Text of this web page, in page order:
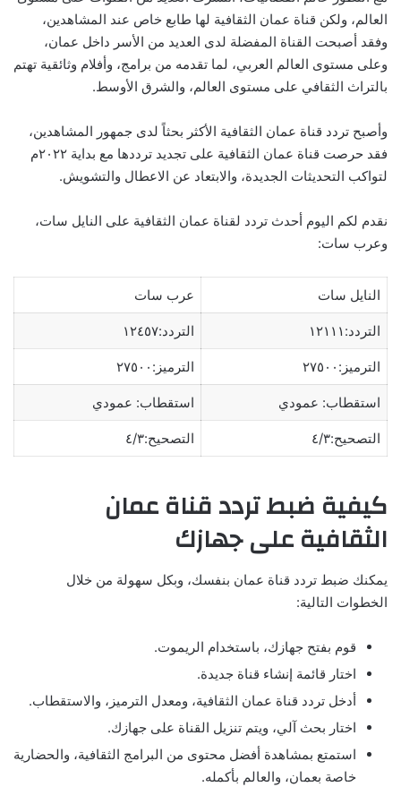
العالم، ولكن قناة عمان الثقافية لها طابع خاص عند المشاهدين،
وفقد أصبحت القناة المفضلة لدى العديد من الأسر داخل عمان،
وعلى مستوى العالم العربي، لما تقدمه من برامج، وأفلام وثائقية تهتم
بالتراث الثقافي على مستوى العالم، والشرق الأوسط.
وأصبح تردد قناة عمان الثقافية الأكثر بحثاً لدى جمهور المشاهدين،
فقد حرصت قناة عمان الثقافية على تجديد ترددها مع بداية ٢٠٢٢م
لتواكب التحديثات الجديدة، والابتعاد عن الاعطال والتشويش.
نقدم لكم اليوم أحدث تردد لقناة عمان الثقافية على النايل سات،
وعرب سات:
النايل سات عرب سات
التردد:١٢١١١ التردد:١٢٤٥٧
الترميز:٢٧٥٠٠ الترميز:٢٧٥٠٠
استقطاب: عمودي استقطاب: عمودي
التصحيح:٤/٣ التصحيح:٤/٣
كيفية ضبط تردد قناة عمان
الثقافية على جهازك
يمكنك ضبط تردد قناة عمان بنفسك، وبكل سهولة من خلال
الخطوات التالية:
قوم بفتح جهازك، باستخدام الريموت.
اختار قائمة إنشاء قناة جديدة.
أدخل تردد قناة عمان الثقافية، ومعدل الترميز، والاستقطاب.
اختار بحث آلي، ويتم تنزيل القناة على جهازك.
استمتع بمشاهدة أفضل محتوى من البرامج الثقافية، والحضارية
خاصة بعمان، والعالم بأكمله.